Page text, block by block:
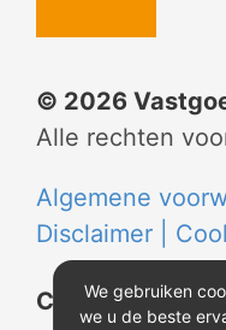
© 2026
Alle rechten
Algemene
Disclaimer |
ContactWe gebruiken
we u de beste